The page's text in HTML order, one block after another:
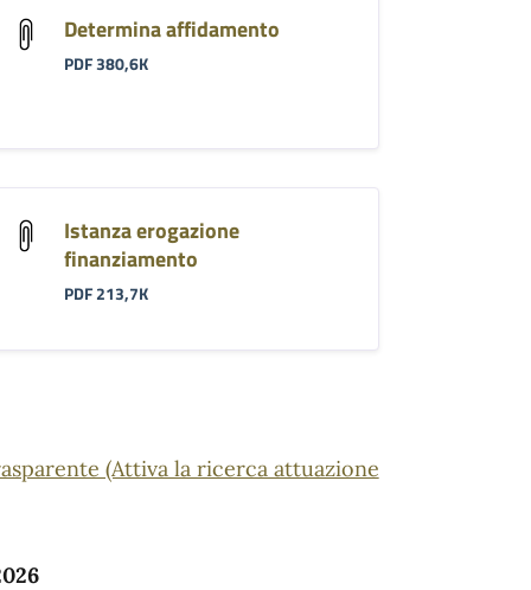
Determina affidamento
PDF 380,6K
Istanza erogazione
finanziamento
PDF 213,7K
(Attiva la ricerca attuazione